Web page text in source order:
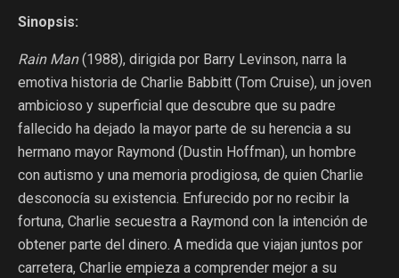
Sinopsis:
Rain Man(1988), dirigida por Barry Levinson, narra la
emotiva historia de Charlie Babbitt (Tom Cruise), un joven
ambicioso y superficial que descubre que su padre
fallecido ha dejado la mayor parte de su herencia a su
hermano mayor Raymond (Dustin Hoffman), un hombre
con autismo y una memoria prodigiosa, de quien Charlie
desconocía su existencia. Enfurecido por no recibir la
fortuna, Charlie secuestra a Raymond con la intención de
obtener parte del dinero. A medida que viajan juntos por
carretera, Charlie empieza a comprender mejor a su